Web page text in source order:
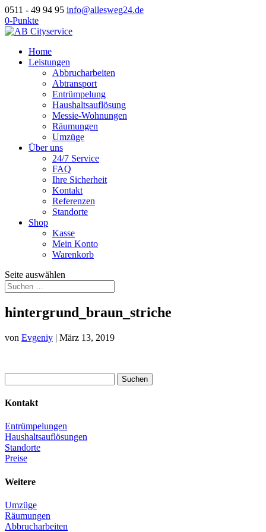
0511 - 49 94 95 info@allesweg24.de
0-Punkte
Home
Leistungen
Abbrucharbeiten
Abtransport
Entrümpelung
Haushaltsauflösung
Messie-Wohnungen
Räumungen
Umzüge
Über uns
24/7 Service
FAQ
Ihre Sicherheit
Kontakt
Referenzen
Standorte
Shop
Kasse
Mein Konto
Warenkorb
Seite auswählen
hintergrund_braun_striche
von Evgeniy | März 13, 2019
nach:
Kontakt
Entrümpelungen
Haushaltsauflösungen
Standorte
Preise
Weitere
Umzüge
Räumungen
Abbrucharbeiten